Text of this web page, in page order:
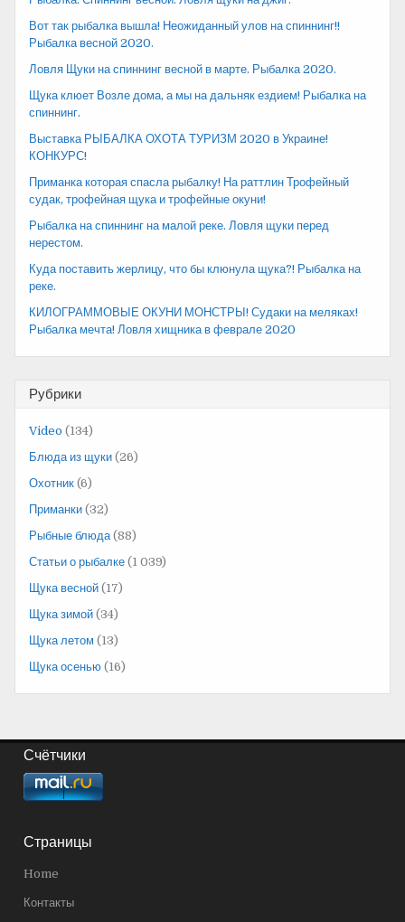
Вот так рыбалка вышла! Неожиданный улов на спиннинг!!
Рыбалка весной 2020.
Ловля Щуки на спиннинг весной в марте. Рыбалка 2020.
Щука клюет Возле дома, а мы на дальняк ездием! Рыбалка на
спиннинг.
Выставка РЫБАЛКА ОХОТА ТУРИЗМ 2020 в Украине!
КОНКУРС!
Приманка которая спасла рыбалку! На раттлин Трофейный
судак, трофейная щука и трофейные окуни!
Рыбалка на спиннинг на малой реке. Ловля щуки перед
нерестом.
Куда поставить жерлицу, что бы клюнула щука?! Рыбалка на
реке.
КИЛОГРАММОВЫЕ ОКУНИ МОНСТРЫ! Судаки на меляках!
Рыбалка мечта! Ловля хищника в феврале 2020
Рубрики
Video (134)
Блюда из щуки (26)
Охотник (6)
Приманки (32)
Рыбные блюда (88)
Статьи о рыбалке (1 039)
Щука весной (17)
Щука зимой (34)
Щука летом (13)
Щука осенью (16)
Счётчики
Страницы
Home
Контакты